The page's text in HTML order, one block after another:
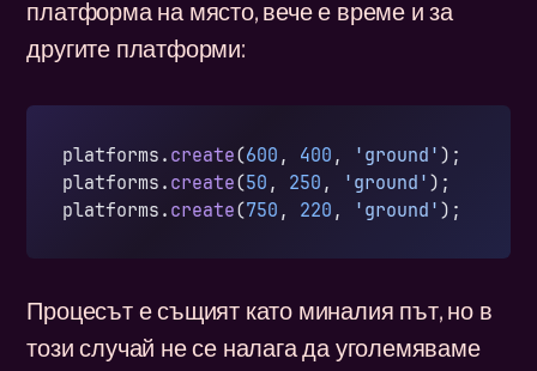
платформа на място, вече е време и за
другите платформи:
platforms. create(600 , 400 , 'ground' );
platforms. create(50 , 250 , 'ground' );
platforms. create(750 , 220 , 'ground' );
Процесът е същият като миналия път, но в
този случай не се налага да уголемяваме